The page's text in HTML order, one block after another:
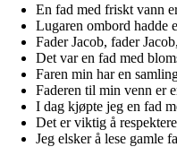
En fad med friskt vann
Lugaren ombord hadde
Fader Jacob, fader
Det var en fad med
Faren min har en
Faderen til min venn er
I dag kjøpte jeg en fad
Det er viktig å
Jeg elsker å lese gamle